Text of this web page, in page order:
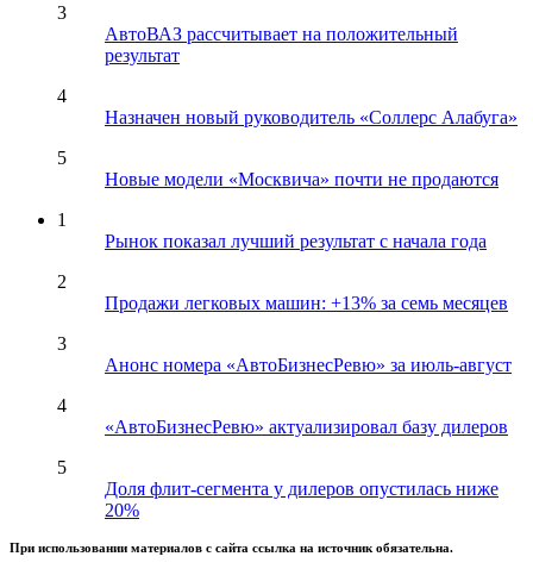
3
АвтоВАЗ рассчитывает на положительный
результат
4
Назначен новый руководитель «Соллерс Алабуга»
5
Новые модели «Москвича» почти не продаются
1
Рынок показал лучший результат с начала года
2
Продажи легковых машин: +13% за семь месяцев
3
Анонс номера «АвтоБизнесРевю» за июль-август
4
«АвтоБизнесРевю» актуализировал базу дилеров
5
Доля флит-сегмента у дилеров опустилась ниже
20%
При использовании материалов с сайта ссылка на источник обязательна.